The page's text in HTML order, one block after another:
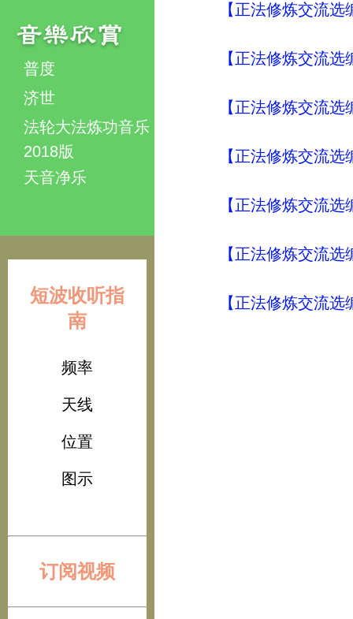
普度
济世
法轮大法炼功音乐
2018版
天音净乐
短波收听指
南
频率
天线
位置
图示
订阅视频
【正法修炼交流
【正法修炼交流
【正法修炼交流
【正法修炼交流
【正法修炼交流
【正法修炼交流
【正法修炼交流